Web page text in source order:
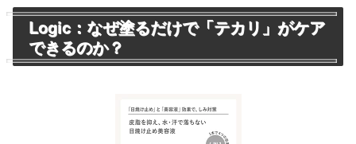
Logic：なぜ塗るだけで「テカリ」がケア
できるのか？